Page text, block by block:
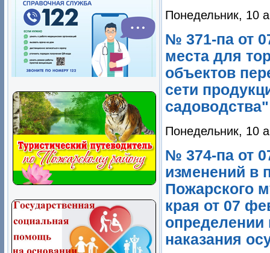
Понедельник, 10
№ 371-па от
места для
объектов
сети
садоводства"
Понедельник, 10
№ 374-па от
изменений в
Пожарского
края от 07
определении
наказания